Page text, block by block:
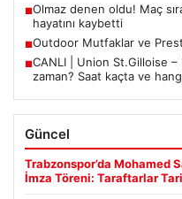
■Olmaz denen oldu! Maç
hayatını kaybetti
■Outdoor Mutfaklar ve
■CANLI | Union St.Gilloise –
zaman? Saat kaçta ve
Güncel
Trabzonspor’da Mohamed
İmza Töreni: Taraftarlar